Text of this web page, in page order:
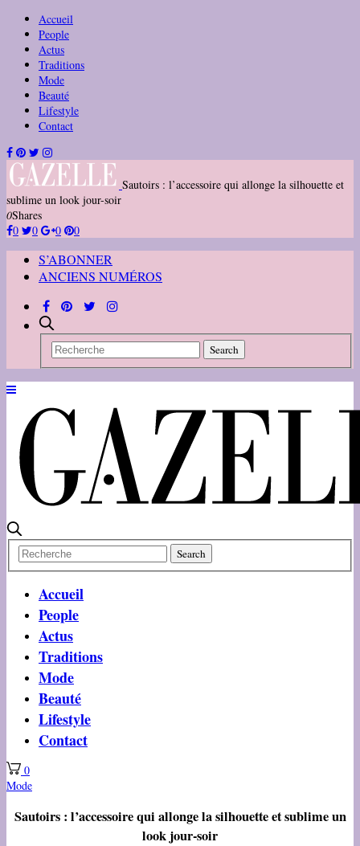
Accueil
People
Actus
Traditions
Mode
Beauté
Lifestyle
Contact
Sautoirs : l’accessoire qui allonge la silhouette et
sublime un look jour-soir
0Shares
0
0 0 0
S’ABONNER
ANCIENS NUMÉROS
Accueil
People
Actus
Traditions
Mode
Beauté
Lifestyle
Contact
0
Mode
Sautoirs : l’accessoire qui allonge la silhouette et sublime un
look jour-soir